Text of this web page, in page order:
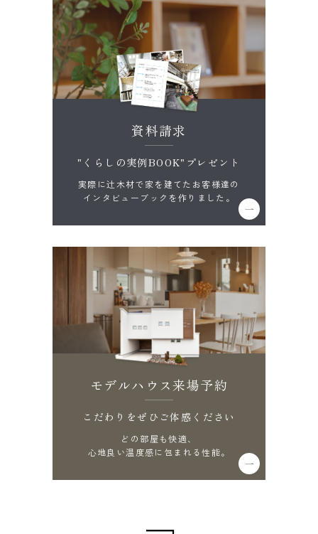
資料請求
"くらしの実例BOOK"プレゼント
実際に辻木材で家を建てたお客様達の
インタビューブックを作りました。
モデルハウス来場予約
こだわりをぜひご体感ください
どの部屋も快適、
心地良い温度感に包まれる性能。